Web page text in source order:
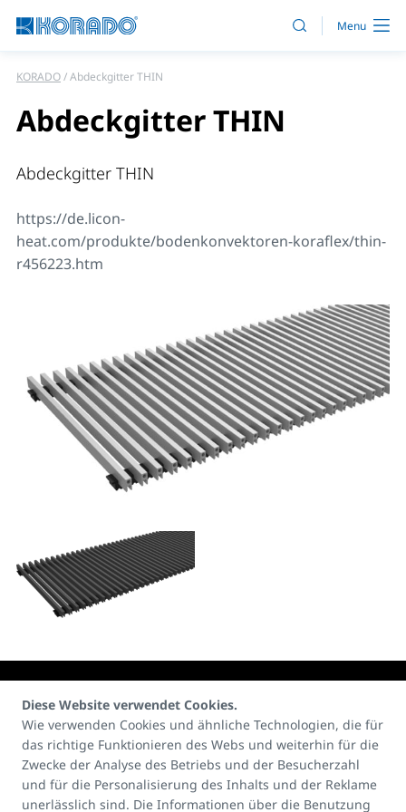
KORADO Abdeckgitter THIN
Abdeckgitter THIN
Abdeckgitter THIN
https://de.licon-
heat.com/produkte/bodenkonvektoren-koraflex/thin-
r456223.htm
Kontakte:
E-mail
Diese Website verwendet Cookies.
Wie verwenden Cookies und ähnliche Technologien, die für
das richtige Funktionieren des Webs und weiterhin für die
Zwecke der Analyse des Betriebs und der Besucherzahl
und für die Personalisierung des Inhalts und der Reklame
unerlässlich sind. Die Informationen über die Benutzung